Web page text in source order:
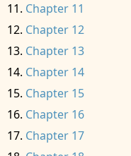
Chapter 11
Chapter 12
Chapter 13
Chapter 14
Chapter 15
Chapter 16
Chapter 17